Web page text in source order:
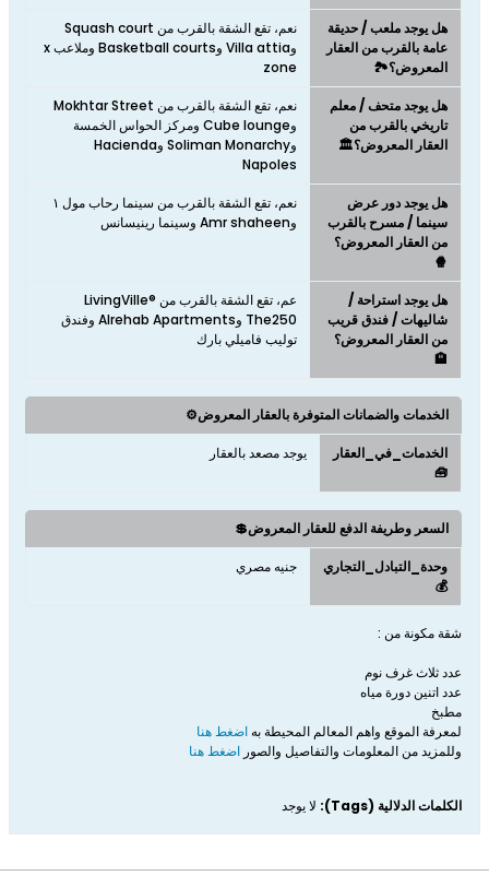
هل يوجد ملعب / حديقة
عامة بالقرب من العقار
المعروض؟🏞️
نعم، تقع الشقة بالقرب من Squash court
وVilla attia وBasketball courts وملاعب x
zone
هل يوجد متحف / معلم
تاريخي بالقرب من
العقار المعروض؟🏛️
نعم، تقع الشقة بالقرب من Mokhtar Street
وCube lounge ومركز الحواس الخمسة
وSoliman Monarchy وHacienda
Napoles
هل يوجد دور عرض
سينما / مسرح بالقرب
من العقار المعروض؟
🍿
نعم، تقع الشقة بالقرب من سينما رحاب مول ١
وAmr shaheen وسينما رينيسانس
هل يوجد استراحة /
شاليهات / فندق قريب
من العقار المعروض؟
🏨
عم، تقع الشقة بالقرب من LivingVille®
The250 وAlrehab Apartments وفندق
توليب فاميلي بارك
الخدمات والضمانات المتوفرة بالعقار المعروض⚙️
الخدمات_في_العقار
🧰
يوجد مصعد بالعقار
السعر وطريفة الدفع للعقار المعروض💲
وحدة_التبادل_التجاري
💰
جنيه مصري
شقة مكونة من :
عدد ثلاث غرف نوم
عدد اتنين دورة مياه
مطبخ
لمعرفة الموقع واهم المعالم المحيطة بهاضغط هنا
وللمزيد من المعلومات والتفاصيل والصور اضغط هنا
الكلمات الدلالية (Tags): لا يوجد